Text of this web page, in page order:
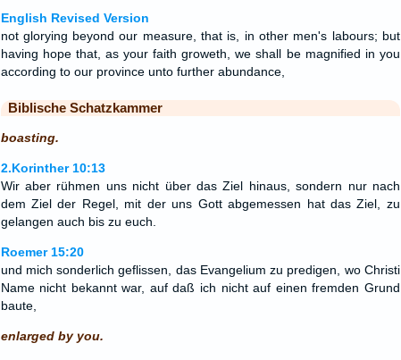
English Revised Version
not glorying beyond our measure, that is, in other men's labours; but
having hope that, as your faith groweth, we shall be magnified in you
according to our province unto further abundance,
Biblische Schatzkammer
boasting.
2.Korinther 10:13
Wir aber rühmen uns nicht über das Ziel hinaus, sondern nur nach
dem Ziel der Regel, mit der uns Gott abgemessen hat das Ziel, zu
gelangen auch bis zu euch.
Roemer 15:20
und mich sonderlich geflissen, das Evangelium zu predigen, wo Christi
Name nicht bekannt war, auf daß ich nicht auf einen fremden Grund
baute,
enlarged by you.